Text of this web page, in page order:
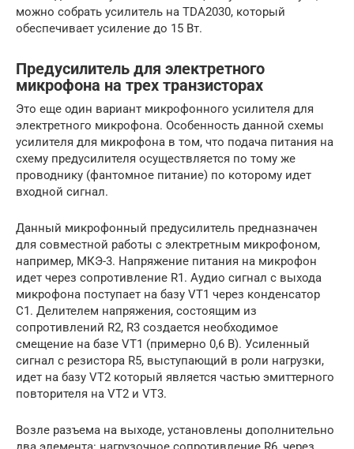
можно собрать усилитель на TDA2030, который
обеспечивает усиление до 15 Вт.
Предусилитель для электретного
микрофона на трех транзисторах
Это еще один вариант микрофонного усилителя для
электретного микрофона. Особенность данной схемы
усилителя для микрофона в том, что подача питания на
схему предусилителя осуществляется по тому же
проводнику (фантомное питание) по которому идет
входной сигнал.
Данный микрофонный предусилитель предназначен
для совместной работы с электретным микрофоном,
например, МКЭ-3. Напряжение питания на микрофон
идет через сопротивление R1. Аудио сигнал с выхода
микрофона поступает на базу VT1 через конденсатор
С1. Делителем напряжения, состоящим из
сопротивлений R2, R3 создается необходимое
смещение на базе VT1 (примерно 0,6 В). Усиленный
сигнал с резистора R5, выступающий в роли нагрузки,
идет на базу VT2 который является частью эмиттерного
повторителя на VT2 и VT3.
Возле разъема на выходе, установлены дополнительно